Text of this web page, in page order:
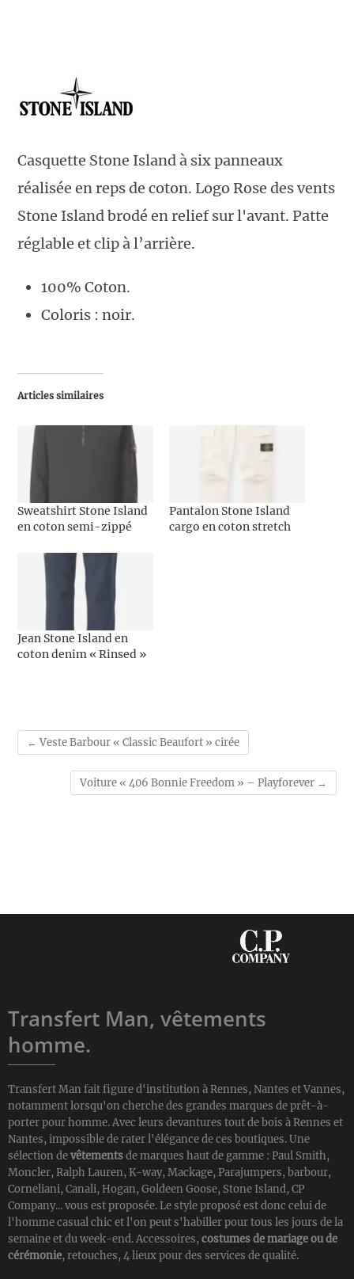
Casquette Stone Island à six panneaux
réalisée en reps de coton. Logo Rose des vents
Stone Island brodé en relief sur l'avant. Patte
réglable et clip à l’arrière.
100% Coton.
Coloris : noir.
Articles similaires
Sweatshirt Stone Island
en coton semi-zippé
Pantalon Stone Island
cargo en coton stretch
Jean Stone Island en
coton denim « Rinsed »
← Veste Barbour « Classic Beaufort » cirée
Voiture « 406 Bonnie Freedom » – Playforever →
Transfert Man, vêtements
homme.
Transfert Man fait figure d'institution à Rennes, Nantes et Vannes,
notamment lorsqu'on cherche des grandes marques de prêt-à-
porter pour homme. Avec leurs devantures tout de bois à Rennes et
Nantes, impossible de rater l'élégance de ces boutiques. Une
sélection devêtementsde marques haut de gamme : Paul Smith,
Moncler, Ralph Lauren, K-way, Mackage, Parajumpers, barbour,
Corneliani, Canali, Hogan, Goldeen Goose, Stone Island, CP
Company... vous est proposée. Le style proposé est donc celui de
l'homme casual chic et l'on peut s'habiller pour tous les jours de la
semaine et du week-end. Accessoires, costumes de mariage ou de
cérémonie, retouches, 4 lieux pour des services de qualité.